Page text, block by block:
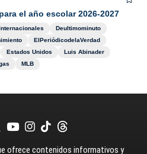
el año escolar 2026-2027
Deultimominuto
ElPeriódicodelaVerdad
Estados Unidos
Luis Abinader
MLB
ofrece contenidos informativos y